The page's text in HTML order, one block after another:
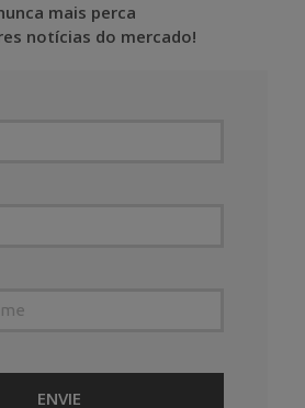
mais perca
notícias do mercado!